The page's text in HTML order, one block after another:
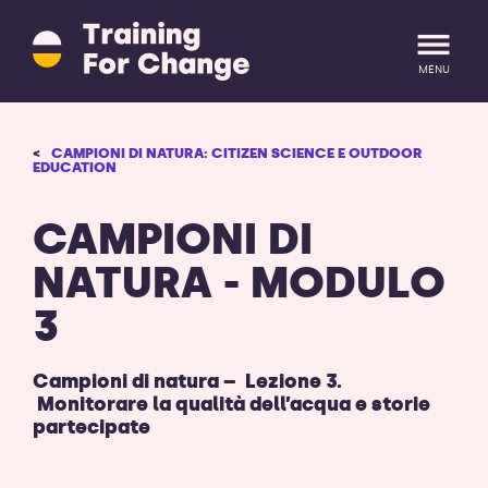
Training
for
Change
alla
homepage
MENU
CAMPIONI DI NATURA: CITIZEN SCIENCE E OUTDOOR
EDUCATION
CAMPIONI DI
NATURA - MODULO
3
Campioni di natura – Lezione 3.
Monitorare la qualità dell’acqua e storie
partecipate